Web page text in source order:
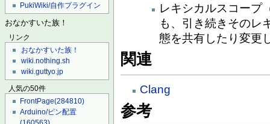
PukiWiki/自作プラグイン
おなかすいた族！
リンク
おなかすいた族！
wiki.nothing.sh
wiki.guttyo.jp
人気の50件
FrontPage(284810)
Arduino/ピン配置
レキシカルスコープ
も、引き続きそのレ
態を共有したり変更
関連
Clang
参考